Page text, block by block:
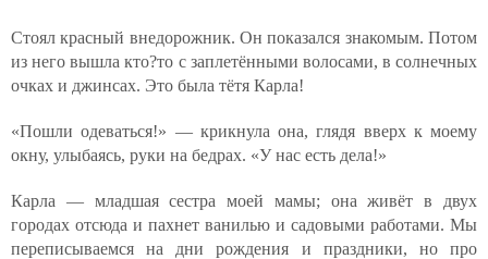
Стоял красный внедорожник. Он показался знакомым. Потом
из него вышла кто?то с заплетёнными волосами, в солнечных
очках и джинсах. Это была тётя Карла!
«Пошли одеваться!» — крикнула она, глядя вверх к моему
окну, улыбаясь, руки на бедрах. «У нас есть дела!»
Карла — младшая сестра моей мамы; она живёт в двух
городах отсюда и пахнет ванилью и садовыми работами. Мы
переписываемся на дни рождения и праздники, но про